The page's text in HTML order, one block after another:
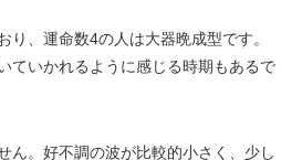
り、運命数4の人は大器晩成型です。
ていかれるように感じる時期もあるで
ん。好不調の波が比較的小さく、少し